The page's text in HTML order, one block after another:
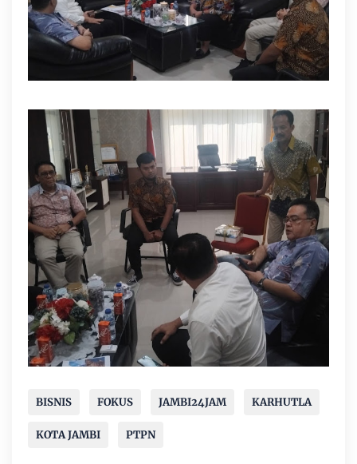
BISNIS FOKUS JAMBI24JAM KARHUTLA
KOTA JAMBI PTPN